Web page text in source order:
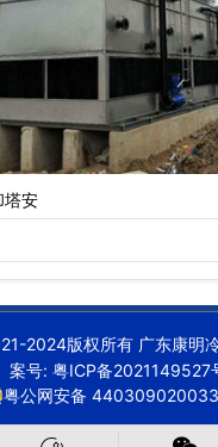
塔安
2024版权所有 广东康明
案号: 粤ICP备2021149527
粤公网安备